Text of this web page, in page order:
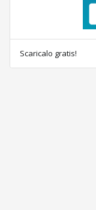
Scaricalo gratis!